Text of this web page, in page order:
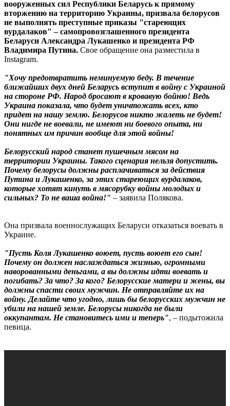
вооруженных сил Республики Беларусь к прямому
вторжению на территорию Украины, призвала белорусов
не выполнять преступные приказы "стареющих
вурдалаков" – самопровозглашенного президента
Беларуси Александра Лукашенко и президента РФ
Владимира Путина. Свое обращение она разместила в
Instagram.
"Хочу предотвратить неминуемую беду. В течение
ближайших двух дней Беларусь вступит в войну с Украиной
на стороне РФ. Народ бросают в кровавую бойню! Ведь
Украина показала, что будет уничтожать всех, кто
придет на нашу землю. Белорусов никто жалеть не будет!
Они нигде не воевали, не имеют ни боевого опыта, ни
понятных им причин вообще для этой войны!
Белорусский народ станет пушечным мясом на
территории Украины. Такого сценария нельзя допустить.
Почему белорусы должны расплачиваться за действия
Путина и Лукашенко, за этих стареющих вурдалаков,
которые хотят кинуть в мясорубку войны молодых и
сильных? То не ваша война!" – заявила Полякова.
Она призвала военнослужащих Беларуси отказаться воевать в
Украине.
"Пусть Коля Лукашенко воюет, пусть воюет его сын!
Почему он должен наслаждаться жизнью, огромными
наворованными деньгами, а вы должны идти воевать и
погибать? За что? За кого? Белорусские матери и жены, вы
должны спасти своих мужчин. Не отправляйте их на
войну. Делайте что угодно, лишь бы белорусских мужчин не
убили на нашей земле. Белорусы никогда не были
оккупантам. Не становитесь ими и теперь", – подытожила
певица.